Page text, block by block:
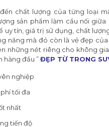
chất lượng của từng loại
sản phẩm làm cầu nối giữa
uy tín, giá trị sử dụng, chất
năng mà đó còn là vẻ đẹp của
những nét riêng cho không
hàng đầu ”ĐẸP TỪ TRONG
nghiệp
tối đa
nhất
tiến độ